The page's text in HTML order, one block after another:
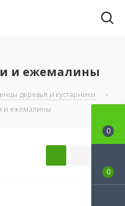
и ежемалины
деревья и кустарники
-
и ежемалины
0
0